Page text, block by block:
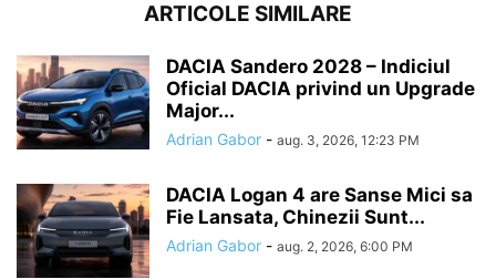
ARTICOLE SIMILARE
DACIA Sandero 2028 – Indiciul
Oficial DACIA privind un Upgrade
Major...
Adrian Gabor - aug. 3, 2026, 12:23 PM
DACIA Logan 4 are Sanse Mici sa
Fie Lansata, Chinezii Sunt...
Adrian Gabor - aug. 2, 2026, 6:00 PM